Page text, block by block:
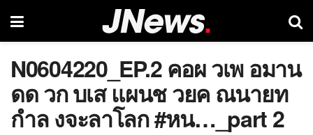
N0604220_EP.2 คอผ วเพ อมาน
ดด วก บเส แผนช วยค ณนายท
กำล งจะลาโลก #หน…_part 2